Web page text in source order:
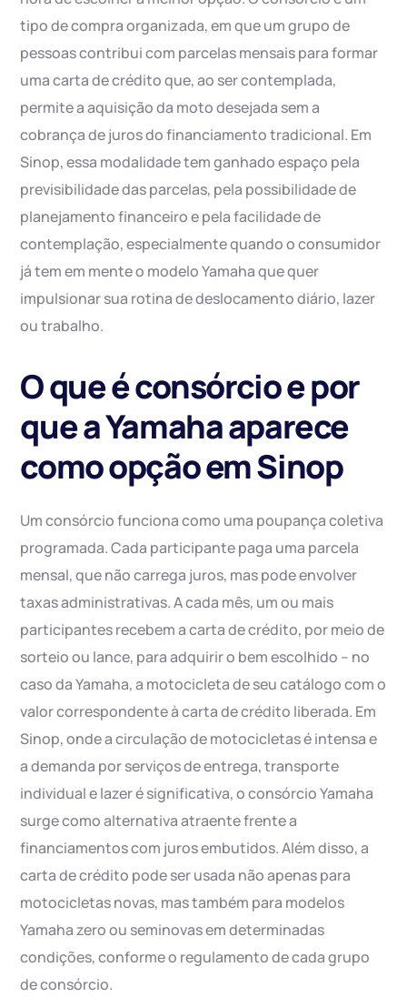
tipo de compra organizada, em que um grupo de
pessoas contribui com parcelas mensais para formar
uma carta de crédito que, ao ser contemplada,
permite a aquisição da moto desejada sem a
cobrança de juros do financiamento tradicional. Em
Sinop, essa modalidade tem ganhado espaço pela
previsibilidade das parcelas, pela possibilidade de
planejamento financeiro e pela facilidade de
contemplação, especialmente quando o consumidor
já tem em mente o modelo Yamaha que quer
impulsionar sua rotina de deslocamento diário, lazer
ou trabalho.
O que é consórcio e por
que a Yamaha aparece
como opção em Sinop
Um consórcio funciona como uma poupança coletiva
programada. Cada participante paga uma parcela
mensal, que não carrega juros, mas pode envolver
taxas administrativas. A cada mês, um ou mais
participantes recebem a carta de crédito, por meio de
sorteio ou lance, para adquirir o bem escolhido – no
caso da Yamaha, a motocicleta de seu catálogo com o
valor correspondente à carta de crédito liberada. Em
Sinop, onde a circulação de motocicletas é intensa e
a demanda por serviços de entrega, transporte
individual e lazer é significativa, o consórcio Yamaha
surge como alternativa atraente frente a
financiamentos com juros embutidos. Além disso, a
carta de crédito pode ser usada não apenas para
motocicletas novas, mas também para modelos
Yamaha zero ou seminovas em determinadas
condições, conforme o regulamento de cada grupo
de consórcio.